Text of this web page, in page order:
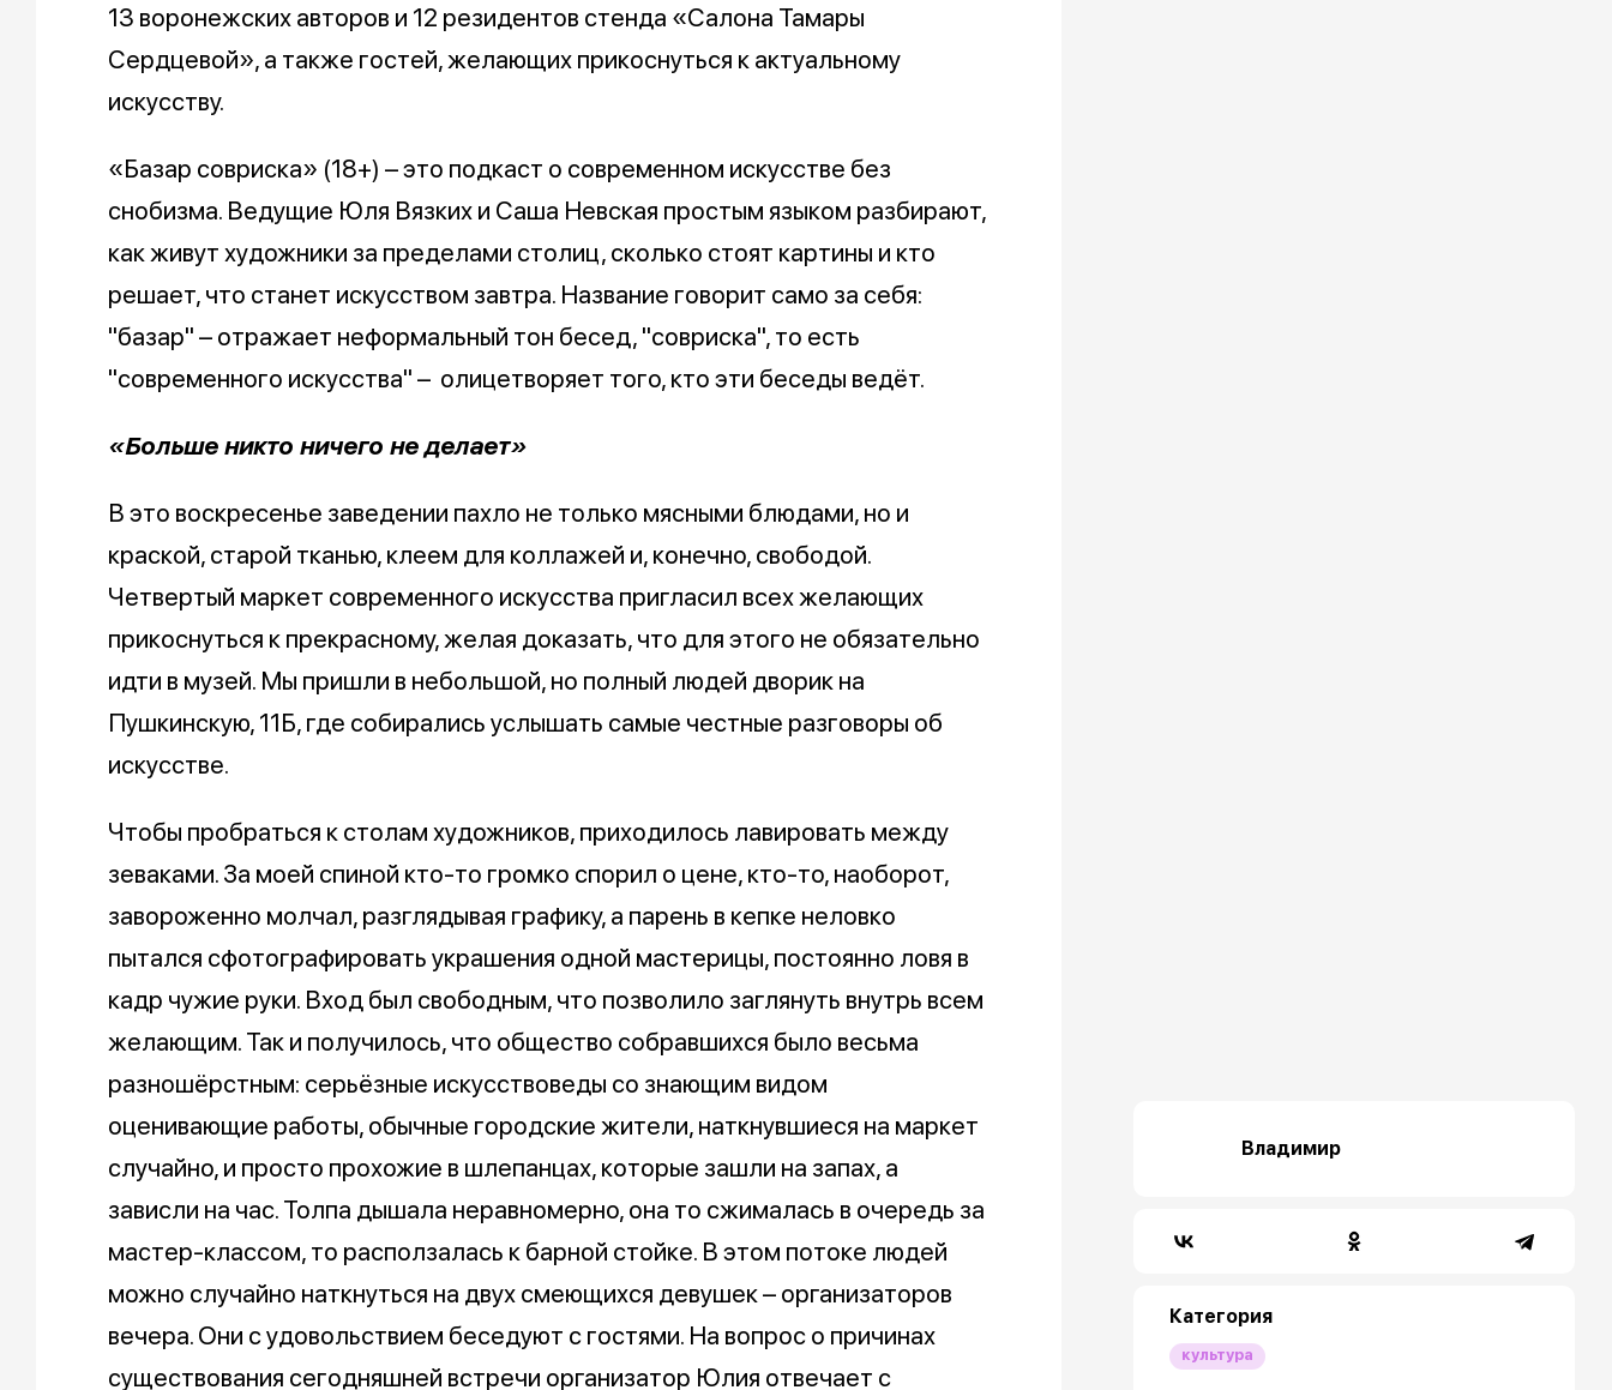
13 воронежских авторов и 12 резидентов стенда «Салона Тамары
Сердцевой», а также гостей, желающих прикоснуться к актуальному
искусству.
«Базар совриска» (18+) – это подкаст о современном искусстве без
снобизма. Ведущие Юля Вязких и Саша Невская простым языком разбирают,
как живут художники за пределами столиц, сколько стоят картины и кто
решает, что станет искусством завтра. Название говорит само за себя:
"базар" – отражает неформальный тон бесед, "совриска", то есть
"современного искусства" – олицетворяет того, кто эти беседы ведёт.
«Больше никто ничего не делает»
В это воскресенье заведении пахло не только мясными блюдами, но и
краской, старой тканью, клеем для коллажей и, конечно, свободой.
Четвертый маркет современного искусства пригласил всех желающих
прикоснуться к прекрасному, желая доказать, что для этого не обязательно
идти в музей. Мы пришли в небольшой, но полный людей дворик на
Пушкинскую, 11Б, где собирались услышать самые честные разговоры об
искусстве.
Чтобы пробраться к столам художников, приходилось лавировать между
зеваками. За моей спиной кто-то громко спорил о цене, кто-то, наоборот,
завороженно молчал, разглядывая графику, а парень в кепке неловко
пытался сфотографировать украшения одной мастерицы, постоянно ловя в
кадр чужие руки. Вход был свободным, что позволило заглянуть внутрь всем
желающим. Так и получилось, что общество собравшихся было весьма
разношёрстным: серьёзные искусствоведы со знающим видом
оценивающие работы, обычные городские жители, наткнувшиеся на маркет
случайно, и просто прохожие в шлепанцах, которые зашли на запах, а
зависли на час. Толпа дышала неравномерно, она то сжималась в очередь за
мастер-классом, то расползалась к барной стойке. В этом потоке людей
можно случайно наткнуться на двух смеющихся девушек – организаторов
вечера. Они с удовольствием беседуют с гостями. На вопрос о причинах
существования сегодняшней встречи организатор Юлия отвечает с
Владимир
Категория
культура